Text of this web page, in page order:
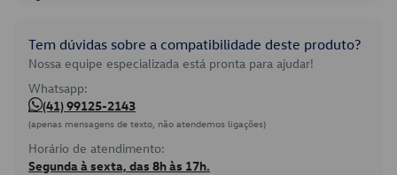
Tem dúvidas sobre a compatibilidade deste produto?
Nossa equipe especializada está pronta para ajudar!
Whatsapp:
(41) 99125-2143
(apenas mensagens de texto, não atendemos ligações)
Horário de atendimento:
Segunda à sexta, das 8h às 17h.